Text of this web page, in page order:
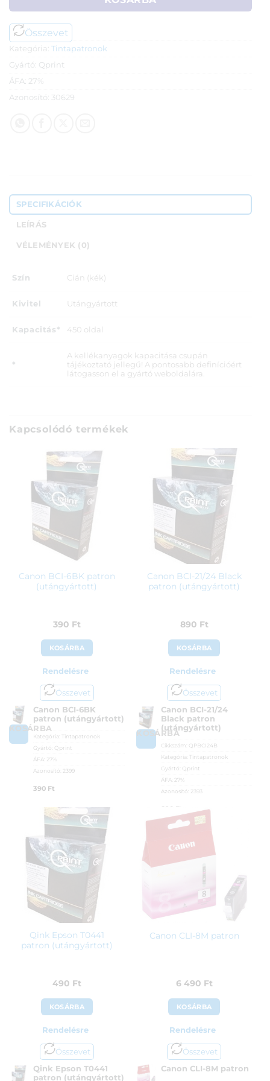
Összevet
Kategória: Tintapatronok
Gyártó: Qprint
ÁFA: 27%
Azonosító: 30629
SPECIFIKÁCIÓK
LEÍRÁS
VÉLEMÉNYEK (0)
Szín Cián (kék)
Kivitel Utángyártott
Kapacitás* 450 oldal
*
A kellékanyagok kapacitása csupán
tájékoztató jellegű! A pontosabb definícióért
látogasson el a gyártó weboldalára.
Kapcsolódó termékek
Canon BCI-6BK patron
(utángyártott)
390 Ft
KOSÁRBA
Rendelésre
Összevet
KOSÁRBA
Canon BCI-6BK
patron (utángyártott)
Kategória:
Tintapatronok
Gyártó: Qprint
ÁFA:
27%
Azonosító:
2399
390 Ft
Canon BCI-21/24 Black
patron (utángyártott)
890 Ft
KOSÁRBA
Rendelésre
Összevet
KOSÁRBA
Canon BCI-21/24
Black patron
(utángyártott)
Cikkszám: QPBCI24B
Kategória:
Tintapatronok
Gyártó: Qprint
ÁFA:
27%
Azonosító:
2393
890 Ft
Qink Epson T0441
patron (utángyártott)
490 Ft
KOSÁRBA
Rendelésre
Összevet
Qink Epson T0441
patron (utángyártott)
Canon CLI-8M patron
6 490 Ft
KOSÁRBA
Rendelésre
Összevet
Canon CLI-8M patron